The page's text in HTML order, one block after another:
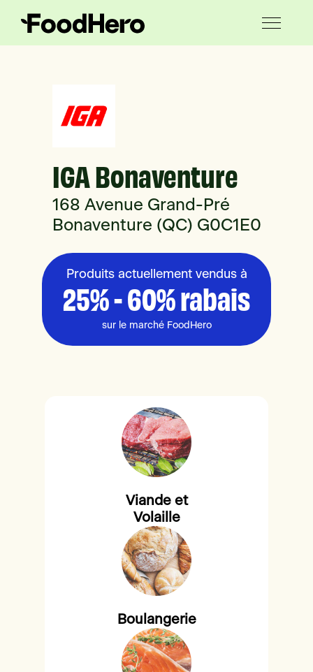
IGA Bonaventure
168 Avenue Grand-Pré
Bonaventure (QC) G0C1E0
Produits actuellement vendus à
25% - 60% rabais
sur le marché FoodHero
Viande et
Volaille
Boulangerie